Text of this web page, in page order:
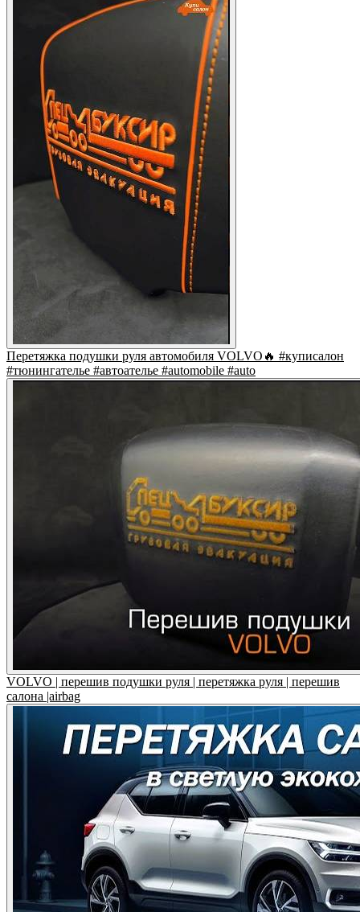
Перетяжка подушки руля автомобиля VOLVO🔥 #куписалон
#тюнингателье #автоателье #automobile #auto
VOLVO | перешив подушки руля | перетяжка руля | перешив
салона |airbag